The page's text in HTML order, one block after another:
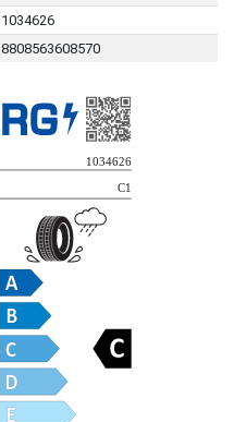
1034626
8808563608570